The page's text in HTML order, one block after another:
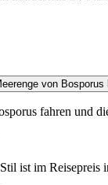
von Bosporus
fahren und
ist im